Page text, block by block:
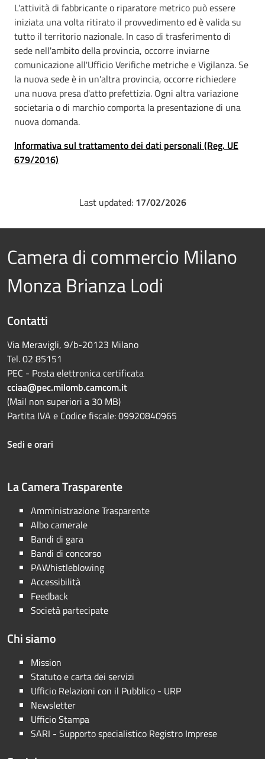
L'attività di fabbricante o riparatore metrico può essere
iniziata una volta ritirato il provvedimento ed è valida su
tutto il territorio nazionale. In caso di trasferimento di
sede nell'ambito della provincia, occorre inviarne
comunicazione all'Ufficio Verifiche metriche e Vigilanza. Se
la nuova sede è in un'altra provincia, occorre richiedere
una nuova presa d'atto prefettizia. Ogni altra variazione
societaria o di marchio comporta la presentazione di una
nuova domanda.
Informativa sul trattamento dei dati personali (Reg. UE
679/2016)
Last updated: 17/02/2026
Camera di commercio Milano
Monza Brianza Lodi
Contatti
Via Meravigli, 9/b-20123 Milano
Tel. 02 85151
PEC - Posta elettronica certificata
cciaa@pec.milomb.camcom.it
(Mail non superiori a 30 MB)
Partita IVA e Codice fiscale: 09920840965
Sedi e orari
La Camera Trasparente
Amministrazione Trasparente
Albo camerale
Bandi di gara
Bandi di concorso
PAWhistleblowing
Accessibilità
Feedback
Società partecipate
Chi siamo
Mission
Statuto e carta dei servizi
Ufficio Relazioni con il Pubblico - URP
Newsletter
Ufficio Stampa
SARI - Supporto specialistico Registro Imprese